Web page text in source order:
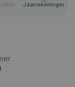
Jaar­rekeningen